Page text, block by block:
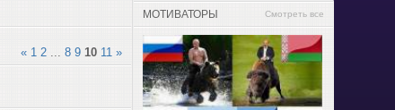
« 1 2 8 9 10 11 »
МОТИВАТОРЫ Смотреть все